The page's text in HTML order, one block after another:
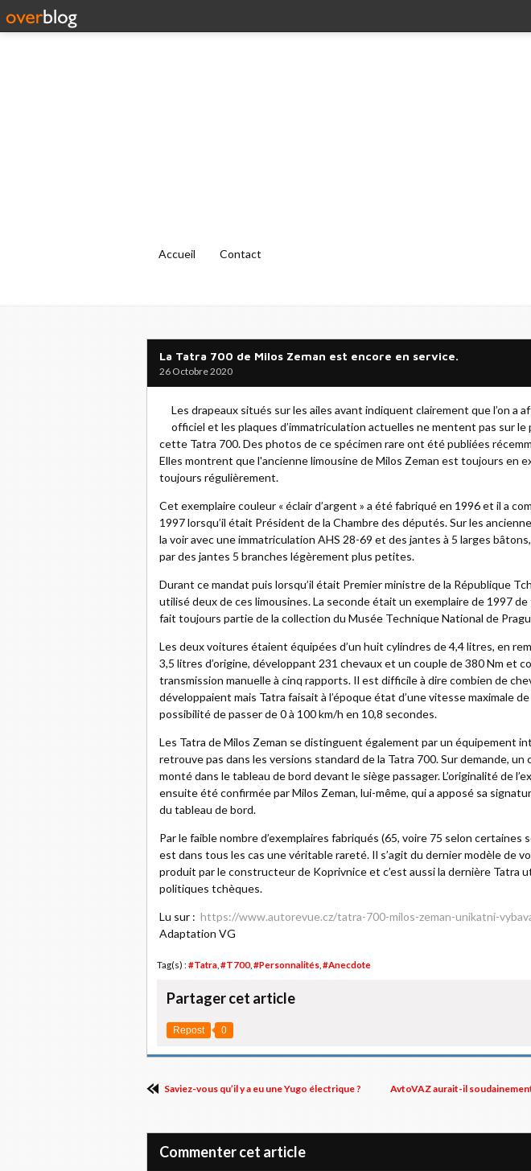
Accueil Contact
La Tatra 700 de Milos Zeman est encore en service.
26 Octobre 2020
Les drapeaux situés sur les ailes avant indiquent clairement que l’on a
officiel et les plaques d’immatriculation actuelles ne mentent pas sur
cette Tatra 700. Des photos de ce spécimen rare ont été publiées
Elles montrent que l'ancienne limousine de Milos Zeman est toujours en
toujours régulièrement.
Cet exemplaire couleur « éclair d’argent » a été fabriqué en 1996 et il a
1997 lorsqu’il était Président de la Chambre des députés. Sur les
la voir avec une immatriculation AHS 28-69 et des jantes à 5 larges
par des jantes 5 branches légèrement plus petites.
Durant ce mandat puis lorsqu’il était Premier ministre de la République
utilisé deux de ces limousines. La seconde était un exemplaire de 1997
fait toujours partie de la collection du Musée Technique National de
Les deux voitures étaient équipées d’un huit cylindres de 4,4 litres, en
3,5 litres d’origine, développant 231 chevaux et un couple de 380 Nm et
transmission manuelle à cinq rapports. Il est difficile à dire combien de
développaient mais Tatra faisait à l’époque état d’une vitesse maximale
possibilité de passer de 0 à 100 km/h en 10,8 secondes.
Les Tatra de Milos Zeman se distinguent également par un équipement
retrouve pas dans les versions standard de la Tatra 700. Sur demande, un
monté dans le tableau de bord devant le siège passager. L’originalité de
ensuite été confirmée par Milos Zeman, lui-même, qui a apposé sa
du tableau de bord.
Par le faible nombre d’exemplaires fabriqués (65, voire 75 selon certaines
est dans tous les cas une véritable rareté. Il s’agit du dernier modèle de
produit par le constructeur de Koprivnice et c’est aussi la dernière Tatra
politiques tchèques.
Lu sur : https://www.autorevue.cz/tatra-700-milos-zeman-unikatni-
Adaptation VG
Tag(s) : #Tatra #T700, #Personnalités #Anecdote
Partager cet article
Repost 0
Saviez-vous qu’il y a eu une Yugo électrique ? AvtoVAZ aurait-il
Commenter cet article